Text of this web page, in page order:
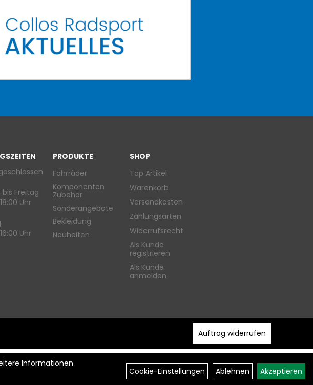
Freitag
Uhr
Uhr
PRODUKTE
Fahrräder
Komponenten
Zubehör
Sonderangebote
Bekleidung
Neuheiten
SHOP
Top Artikel
Warenkorb
Versandkosten
Zahlungsarten
Widerrufsrecht
Als Kunde
registrieren
Als Kunde
anmelden
Informationen
Cookie-Einstellungen Ablehnen Akzeptieren
Auftrag widerrufen